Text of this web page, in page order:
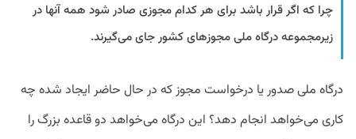
چرا که اگر قرار باشد برای هر کدام مجوزی صادر شود همه آنها در
زیرمجموعه درگاه ملی مجوزهای کشور جای می‌گیرند.
درگاه ملی صدور یا درخواست مجوز که در حال حاضر ایجاد شده چه
کاری می‌خواهد انجام دهد؟ این درگاه می‌خواهد دو قاعده بزرگ را